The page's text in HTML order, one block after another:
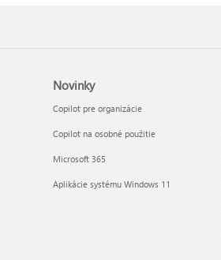
Novinky
Copilot pre organizácie
Copilot na osobné použitie
Microsoft 365
Aplikácie systému Windows 11